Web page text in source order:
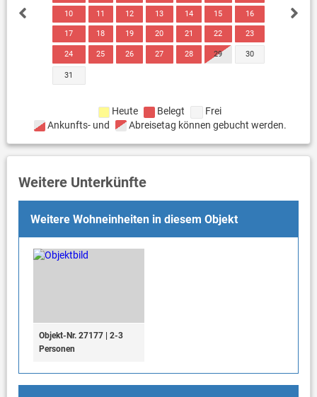
10 11 12 13 14 15 16
17 18 19 20 21 22 23
24 25 26 27 28 29 30
31
Heute Belegt
Frei
Ankunfts- und
Abreisetag können gebucht werden.
Weitere Unterkünfte
Weitere Wohneinheiten in diesem Objekt
Objekt-Nr. 27177 | 2-3
Personen